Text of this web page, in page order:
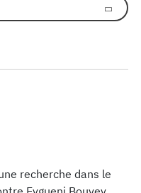
recherche dans le